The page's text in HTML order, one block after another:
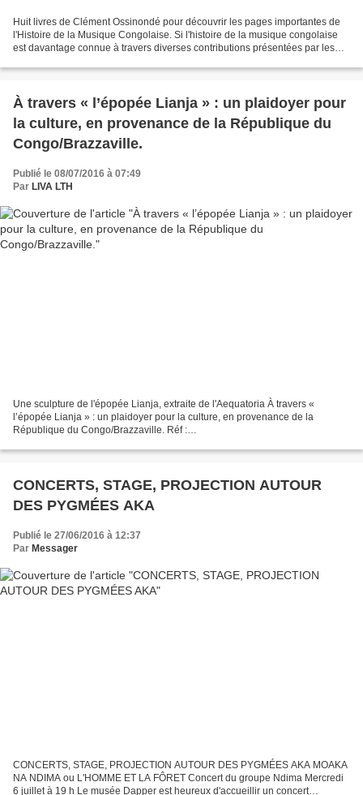
Huit livres de Clément Ossinondé pour découvrir les pages importantes de
l'Histoire de la Musique Congolaise. Si l'histoire de la musique congolaise
est davantage connue à travers diverses contributions présentées par les
À travers « l’épopée Lianja » : un plaidoyer pour
la culture, en provenance de la République du
Congo/Brazzaville.
Publié le 08/07/2016 à 07:49
Par LIVA LTH
Une sculpture de l'épopée Lianja, extraite de l'Aequatoria À travers «
l’épopée Lianja » : un plaidoyer pour la culture, en provenance de la
République du Congo/Brazzaville. Réf :
http://www.mbokamosika.com/article-28417236.html...
CONCERTS, STAGE, PROJECTION AUTOUR
DES PYGMÉES AKA
Publié le 27/06/2016 à 12:37
Par Messager
CONCERTS, STAGE, PROJECTION AUTOUR DES PYGMÉES AKA MOAKA
NA NDIMA ou L'HOMME ET LA FÔRET Concert du groupe Ndima Mercredi
6 juillet à 19 h Le musée Dapper est heureux d'accueillir un concert